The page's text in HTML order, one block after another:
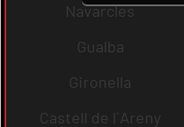
Navarcles
Gualba
Gironella
Castell de l´Areny